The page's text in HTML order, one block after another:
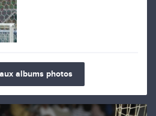
albums photos